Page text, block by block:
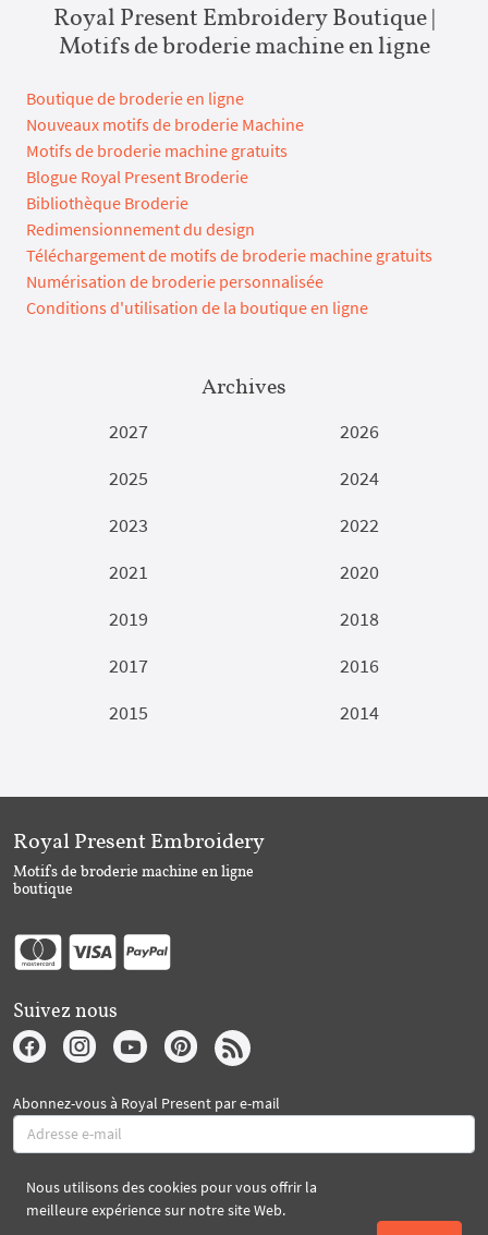
Royal Present Embroidery Boutique |
Motifs de broderie machine en ligne
Boutique de broderie en ligne
Nouveaux motifs de broderie Machine
Motifs de broderie machine gratuits
Blogue Royal Present Broderie
Bibliothèque Broderie
Redimensionnement du design
Téléchargement de motifs de broderie machine gratuits
Numérisation de broderie personnalisée
Conditions d'utilisation de la boutique en ligne
Archives
2027
2026
2025
2024
2023
2022
2021
2020
2019
2018
2017
2016
2015
2014
Nous utilisons des cookies pour vous offrir la
meilleure expérience sur notre site Web.
Royal Present Embroidery
Motifs de broderie machine en ligne
boutique
Suivez nous
Abonnez-vous à Royal Present par e-mail
S'abonner